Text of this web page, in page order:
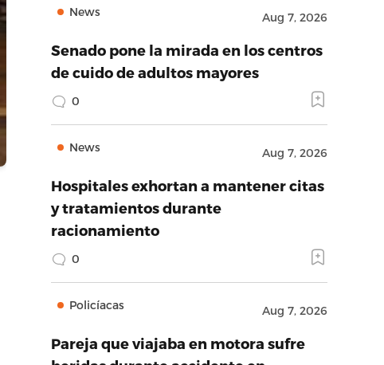
News Aug 7, 2026
Senado pone la mirada en los centros
de cuido de adultos mayores
0
News Aug 7, 2026
Hospitales exhortan a mantener citas
y tratamientos durante
racionamiento
0
Policíacas Aug 7, 2026
Pareja que viajaba en motora sufre